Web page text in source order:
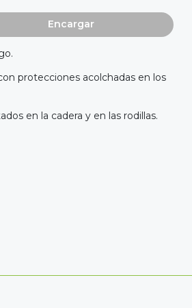
Encargar
protecciones acolchadas en los
en la cadera y en las rodillas.